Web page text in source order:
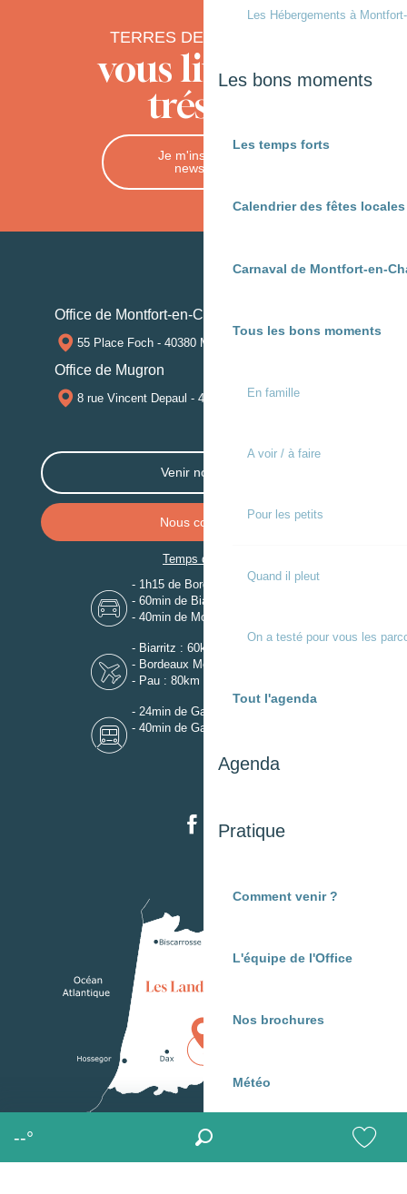
MENU
Les Hébergements à
Les bons moments
Les temps forts
Calendrier des fêtes
Carnaval de Montfort-en-
Tous les bons moments
En famille
A voir / à faire
Pour les petits
Quand il pleut
On a testé pour vous les
Tout l'agenda
Agenda
Pratique
Comment venir ?
L'équipe de l'Office
Nos brochures
Météo
--°
Voir les
Recherche
TERRES DE CHALOSSE
vous livre ses
trésors
Je m'inscris à la
newsletter
Office de Montfort-en-Chalosse
55 Place Foch - 40380 MONTFORT-EN-CHALOSSE
Office de Mugron
8 rue Vincent Depaul - 40250 MUGRON
Venir nous voir
Nous contacter
Temps de trajet
- 1h15 de Bordeaux
- 60min de Biarritz
- 40min de Mont-de-Marsan
- Biarritz : 60km
- Bordeaux Mérignac : 110km
- Pau : 80km
- 24min de Gare de Dax
- 40min de Gare de Mont-de-Marsan